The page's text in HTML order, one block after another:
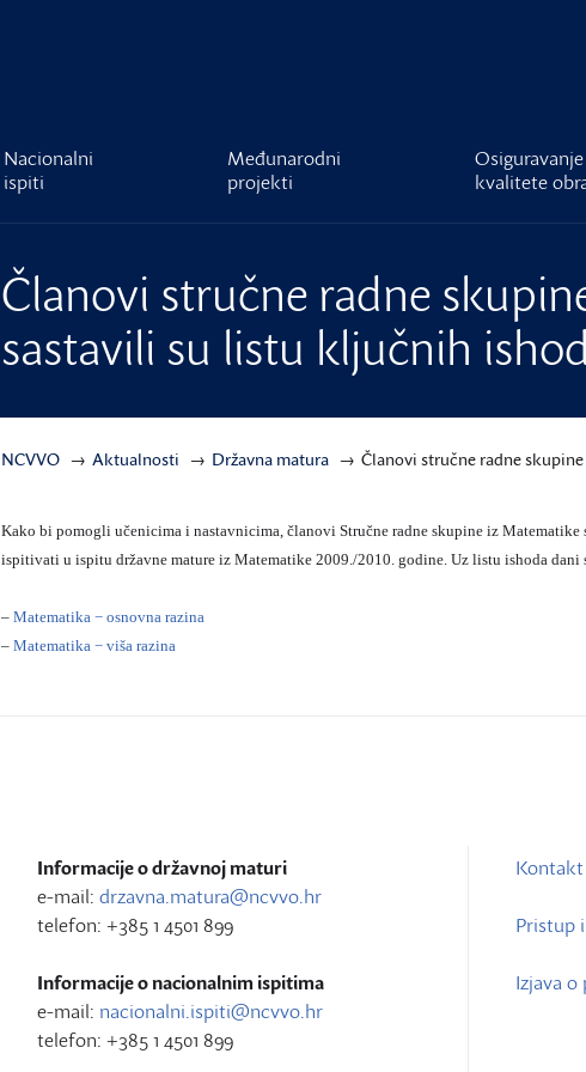
Nacionalni
ispiti
Međunarodni
projekti
Osiguravanje
kvalitete
Članovi stručne radne
sastavili su listu ključnih
NCVVO Aktualnosti Državna matura Članovi stručne radne
Kako bi pomogli učenicima i nastavnicima, članovi Stručne radne skupine iz
ispitivati u ispitu državne mature iz Matematike 2009./2010. godine. Uz listu ishoda dani
– Matematika − osnovna razina
– Matematika − viša razina
Informacije o državnoj maturi
e-mail: drzavna.matura@ncvvo.hr
telefon: +385 1 4501 899
Informacije o nacionalnim ispitima
e-mail: nacionalni.ispiti@ncvvo.hr
telefon: +385 1 4501 899
Kontakt
Pristup
Izjava